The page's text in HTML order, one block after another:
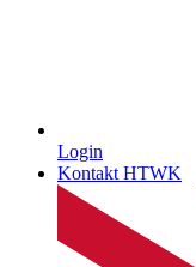
Login
Kontakt HTWK